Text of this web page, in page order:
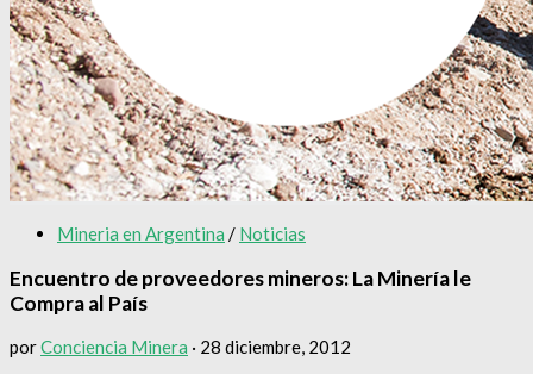
Mineria en Argentina / Noticias
Encuentro de proveedores mineros: La Minería le
Compra al País
porConciencia Minera · 28 diciembre, 2012